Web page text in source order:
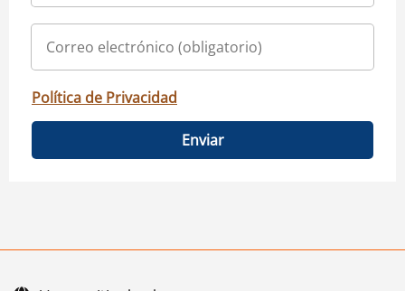
Política de Privacidad
Enviar